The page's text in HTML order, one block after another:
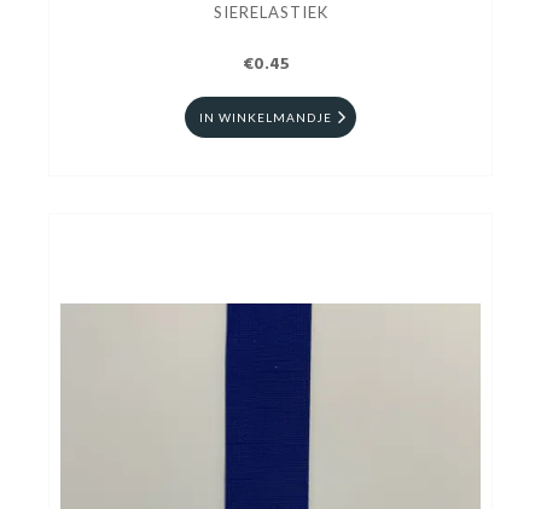
SIERELASTIEK
€0.45
IN WINKELMANDJE